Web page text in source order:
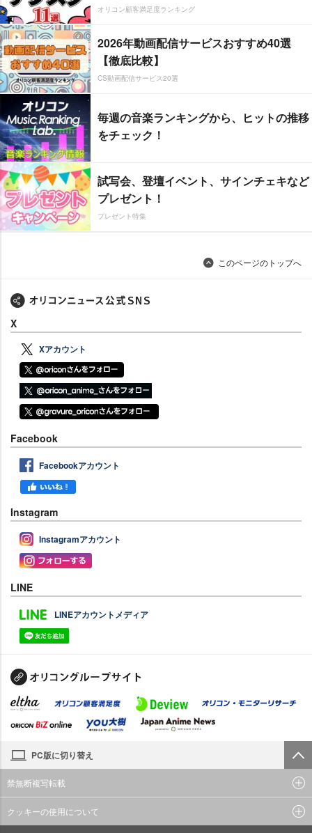
オリコン顧客満足度ランキング
2026年動画配信サービスおすすめ40選
【徹底比較】
CS動画配信サービス20選
毎週の音楽ランキングから、ヒットの推移
をチェック！
試写会、登壇イベント、サインチェキなど
プレゼント！
プレゼント特集
このページのトップへ
X
Xアカウント
Facebook
Facebookアカウント
Instagram
Instagramアカウント
LINE
LINEアカウントメディア
PC版に切り替え
禁無断複写転載
クッキーの使用について